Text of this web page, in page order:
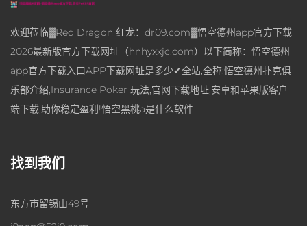
欢迎莅临▓Red Dragon 红龙：dr09.com▓悟空德州app官方下载
2026最新版官方下载网址（hnhyxxjc.com）以下简称：悟空德州
app官方下载入口APP下载网址是多少✔全站,全称:悟空德州扑克俱
乐部介绍,Insurance Poker 玩法,官网下载地址,安卓和苹果版客户
端下载,助你稳定盈利!悟空黑桃a是什么软件
找到我们
东方市留锡山49号